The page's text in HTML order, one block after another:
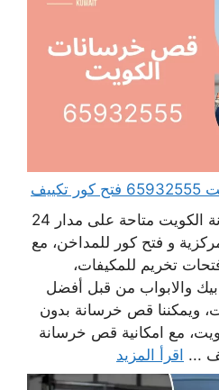
خدمات شركة قص خرسانة الكويت متاحة على مدار 24
و فتح كور للمداخن، مع
تخريم للمكيفات،
والابواب من قبل أفضل
ويمكننا قص خرسانة بدون
مع امكانية قص خرسانة
... اقرأ المزيد